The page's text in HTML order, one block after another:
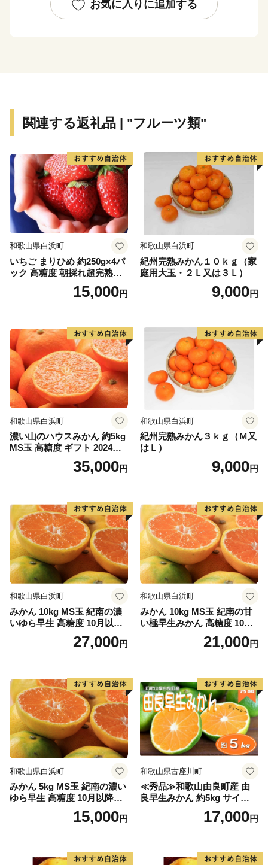
たことに伴い、空港まで25分でアクセスできるようにな
り県外からのアクセスも容易になりました。野間埼灯台
「スポーツを核としたまちづくり」の実現を目指してい
お気に入りに追加する
関連する返礼品 | "フルーツ類"
和歌山県白浜町
いちご まりひめ 約250g×4パ
ック 高糖度 朝採れ超完熟ま
りひめ 1月以降発送分
15,000円
和歌山県白浜町
紀州完熟みかん１０ｋｇ（家
庭用大玉・２Ｌ又は３Ｌ）
9,000円
和歌山県白浜町
濃い山のハウスみかん 約5kg
MS玉 高糖度 ギフト 2024年7
35,000円
和歌山県白浜町
紀州完熟みかん３ｋｇ（Ｍ又
はＬ）
9,000円
和歌山県白浜町
みかん 10kg MS玉 紀南の濃
いゆら早生 高糖度 10月以降
発送 マルチ被覆栽培27,000円
和歌山県白浜町
みかん 10kg MS玉 紀南の甘
い極早生みかん 高糖度 10月
以降発送 マルチ被覆栽培
21,000円
和歌山県白浜町
みかん 5kg MS玉 紀南の濃い
ゆら早生 高糖度 10月以降発
送 マルチ被覆栽培15,000円
和歌山県古座川町
≪秀品≫和歌山由良町産 由
良早生みかん 約5kg サイズお
まかせ【sml106C】17,000円